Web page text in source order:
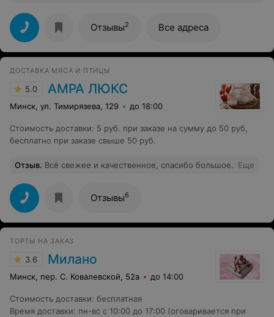
Отзывы2 Все адреса
ДОСТАВКА МЯСА И ПТИЦЫ
5.0 АМРА ЛЮКС
Минск, ул. Тимирязева, 129 до 18:00
Стоимость доставки: 5 руб. при заказе на сумму до 50 руб,
бесплатно при заказе свыше 50 руб.
Отзыв. Всё свежее и качественное, спасибо большое. Еще
Отзывы6
ТОРТЫ НА ЗАКАЗ
3.6 Милано
Минск, пер. С. Ковалевской, 52а до 14:00
Стоимость доставки: бесплатная
Время доставки: пн-вс с 10:00 до 17:00 (оговаривается при